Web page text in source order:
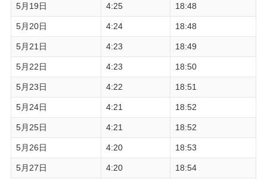
5月19日 4:25 18:48
5月20日 4:24 18:48
5月21日 4:23 18:49
5月22日 4:23 18:50
5月23日 4:22 18:51
5月24日 4:21 18:52
5月25日 4:21 18:52
5月26日 4:20 18:53
5月27日 4:20 18:54